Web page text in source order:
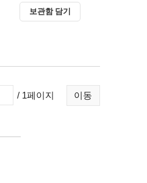
보관함 담기
이동
/ 1페이지